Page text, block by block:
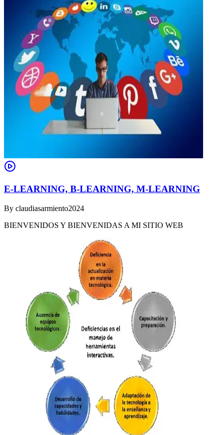
E-LEARNING, B-LEARNING, M-LEARNING
By claudiasarmiento2024
BIENVENIDOS Y BIENVENIDAS A MI SITIO WEB